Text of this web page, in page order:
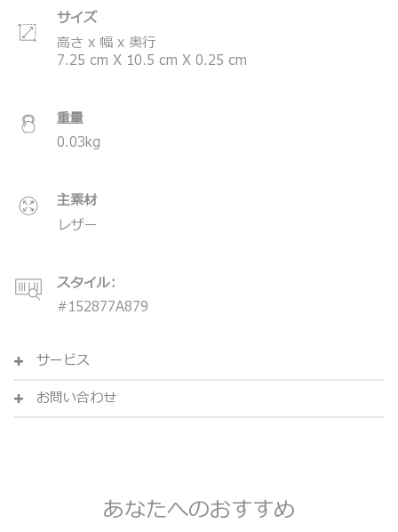
アクセントにしています。
*製品の仕様は予告なく変更する場合があります。
サイズ
高さ x 幅 x 奥行
7.25 cm X 10.5 cm X 0.25 cm
重量
0.03kg
主素材
レザー
スタイル:
#152877A879
サービス
お問い合わせ
あなたへのおすすめ